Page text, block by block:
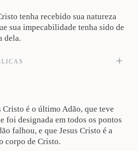
tenha recebido sua natureza
sua impecabilidade tenha sido de
dela.
a virgem chamava-se Maria (Lc 1:26-27). Veja
Cristo é o último Adão, que teve
foi designada em todos os pontos
falhou, e que Jesus Cristo é a
corpo de Cristo.